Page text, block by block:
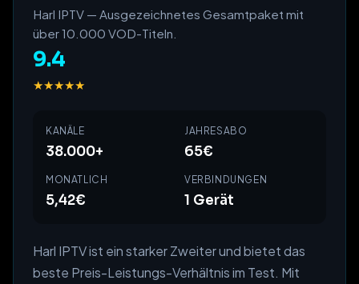
Harl IPTV — Ausgezeichnetes Gesamtpaket mit
über 10.000 VOD-Titeln.
9.4
★★★★★
KANÄLE
38.000+
JAHRESABO
65€
MONATLICH
5,42€
VERBINDUNGEN
1 Gerät
Harl IPTV ist ein starker Zweiter und bietet das
beste Preis-Leistungs-Verhältnis im Test. Mit